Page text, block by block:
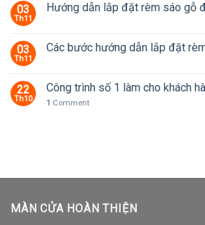
03
Th11
Hướng dẫn lắp đặt rèm sáo gỗ
03
Th11
Các bước hướng dẫn lắp đặt
22
Th10
Công trình số 1 làm cho khách
1 Comment
MÀN CỬA HOÀN THIỆN